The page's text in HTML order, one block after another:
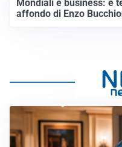
Mondiali e business: è
affondo di Enzo